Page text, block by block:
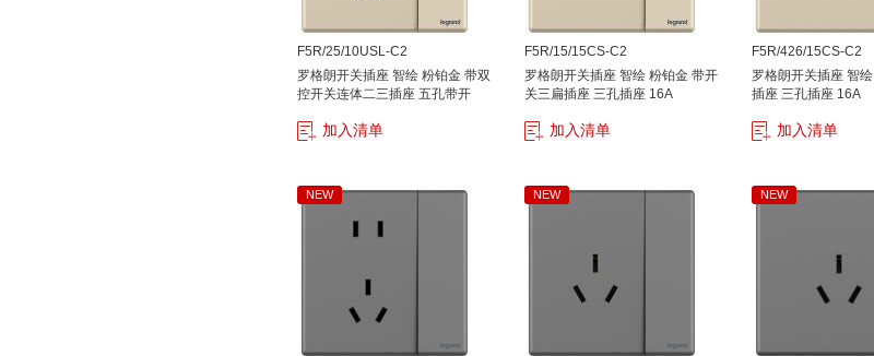
F5R/25/10USL-C2
罗格朗开关插座 智绘 粉铂金 带双
控开关连体二三插座 五孔带开
加入清单
F5R/15/15CS-C2
罗格朗开关插座 智绘 粉铂金 带开
关三扁插座 三孔插座 16A
加入清单
F5R/426/15CS-C2
罗格朗开关插座 智
插座 三孔插座 16A
加入清单
NEW NEW NEW